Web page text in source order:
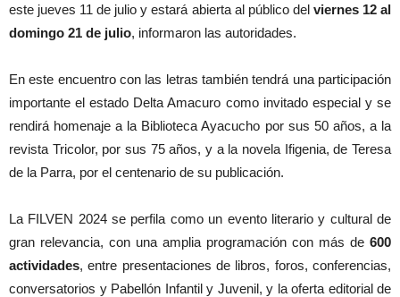
este jueves 11 de julio y estará abierta al público del viernes 12 al
domingo 21 de julio, informaron las autoridades.
En este encuentro con las letras también tendrá una participación
importante el estado Delta Amacuro como invitado especial y se
rendirá homenaje a la Biblioteca Ayacucho por sus 50 años, a la
revista Tricolor, por sus 75 años, y a la novela Ifigenia, de Teresa
de la Parra, por el centenario de su publicación.
La FILVEN 2024 se perfila como un evento literario y cultural de
gran relevancia, con una amplia programación con más de 600
actividades, entre presentaciones de libros, foros, conferencias,
conversatorios y Pabellón Infantil y Juvenil, y la oferta editorial de